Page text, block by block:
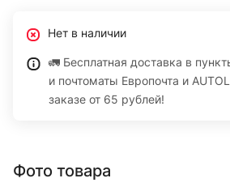
Нет в наличии
🚛 Бесплатная доставка в
и почтоматы Европочта и
заказе от 65 рублей!
Фото товара